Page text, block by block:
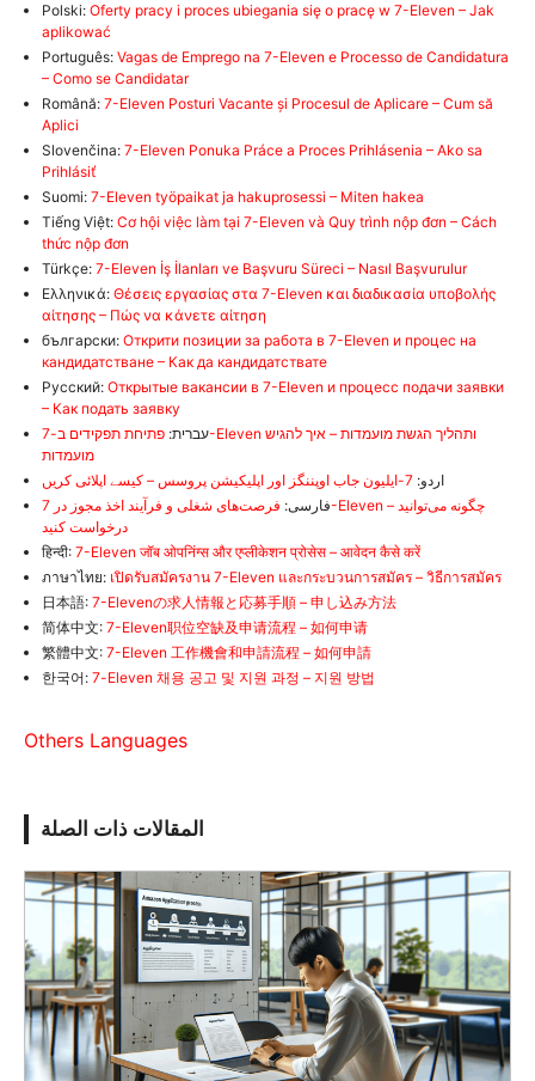
Polski: Oferty pracy i proces ubiegania się o pracę w 7-Eleven – Jak
aplikować
Português: Vagas de Emprego na 7-Eleven e Processo de Candidatura
– Como se Candidatar
Română: 7-Eleven Posturi Vacante și Procesul de Aplicare – Cum să
Aplici
Slovenčina: 7-Eleven Ponuka Práce a Proces Prihlásenia – Ako sa
Prihlásiť
Suomi: 7-Eleven työpaikat ja hakuprosessi – Miten hakea
Tiếng Việt: Cơ hội việc làm tại 7-Eleven và Quy trình nộp đơn – Cách
thức nộp đơn
Türkçe: 7-Eleven İş İlanları ve Başvuru Süreci – Nasıl Başvurulur
Ελληνικά: Θέσεις εργασίας στα 7-Eleven και διαδικασία υποβολής
αίτησης – Πώς να κάνετε αίτηση
български: Открити позиции за работа в 7-Eleven и процес на
кандидатстване – Как да кандидатствате
Русский: Открытые вакансии в 7-Eleven и процесс подачи заявки
– Как подать заявку
עברית:
פתיחת תפקידים ב-7-Eleven ותהליך הגשת מועמדות – איך להגיש
מועמדות
اردو: 7-ایلیون جاب اوپننگز اور اپلیکیشن پروسس – کیسے اپلائی کریں
فارسی:
فرصت‌های شغلی و فرآیند اخذ مجوز در 7-Eleven – چگونه می‌توانید
درخواست کنید
हिन्दी: 7-Eleven जॉब ओपनिंग्स और एप्लीकेशन प्रोसेस – आवेदन कैसे करें
ภาษาไทย: เปิดรับสมัครงาน 7-Eleven และกระบวนการสมัคร – วิธีการสมัคร
日本語: 7-Elevenの求人情報と応募手順 – 申し込み方法
简体中文: 7-Eleven职位空缺及申请流程 – 如何申请
繁體中文: 7-Eleven 工作機會和申請流程 – 如何申請
한국어: 7-Eleven 채용 공고 및 지원 과정 – 지원 방법
Others Languages
المقالات ذات الصلة